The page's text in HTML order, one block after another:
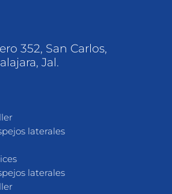
352, San Carlos,
Jal.
laterales
laterales